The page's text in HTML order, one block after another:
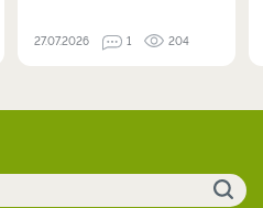
27.07.2026 1 204